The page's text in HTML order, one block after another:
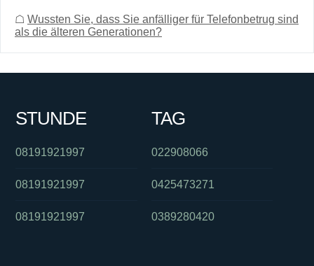
☖ Wussten Sie, dass Sie anfälliger für Telefonbetrug sind
als die älteren Generationen?
STUNDE
08191921997
08191921997
08191921997
TAG
022908066
0425473271
0389280420